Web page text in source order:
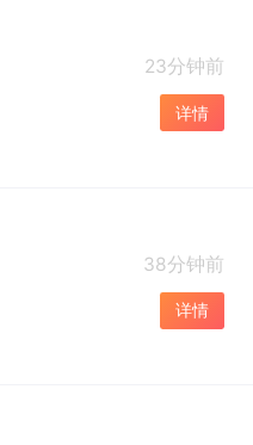
23分钟前
详情
38分钟前
详情